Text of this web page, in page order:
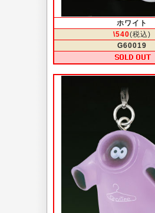
ホワイト
\540(税込)
G60019